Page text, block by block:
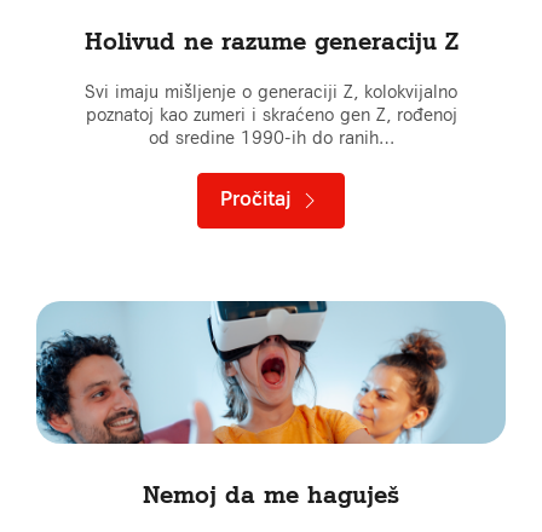
Holivud ne razume generaciju Z
Svi imaju mišljenje o generaciji Z, kolokvijalno
poznatoj kao zumeri i skraćeno gen Z, rođenoj
od sredine 1990-ih do ranih…
Pročitaj
Nemoj da me haguješ